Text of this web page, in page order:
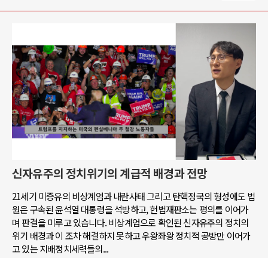
신자유주의 정치위기의 계급적 배경과 전망
21세기 미증유의 비상계엄과 내란사태 그리고 탄핵정국의 형성에도 법
원은 구속된 윤석열 대통령을 석방하고, 헌법재판소는 평의를 이어가
며 판결을 미루고 있습니다. 비상계엄으로 확인된 신자유주의 정치의
위기 배경과 이 조차 해결하지 못하고 우왕좌왕 정치적 공방만 이어가
고 있는 지배정치세력들의...